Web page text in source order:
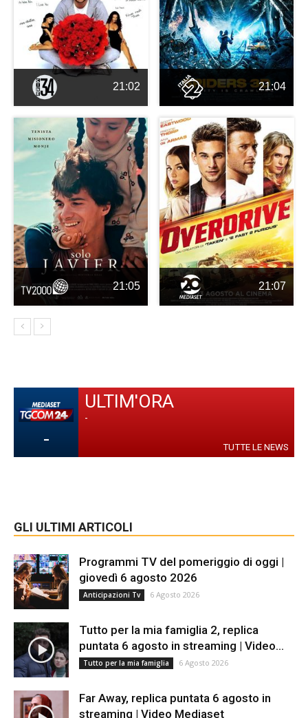
21:02 21:04
21:05 21:07
-
ULTIM'ORA
-
TUTTE LE NEWS
GLI ULTIMI ARTICOLI
Programmi TV del pomeriggio di oggi |
giovedì 6 agosto 2026
Anticipazioni Tv 6 Agosto 2026
Tutto per la mia famiglia 2, replica
puntata 6 agosto in streaming | Video...
Tutto per la mia famiglia 6 Agosto 2026
Far Away, replica puntata 6 agosto in
streaming | Video Mediaset